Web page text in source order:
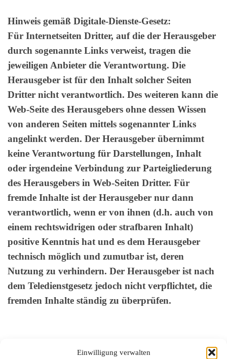
Einwilligung verwalten
Hinweis gemäß Digitale-Dienste-Gesetz:
Für Internetseiten Dritter, auf die der Herausgeber
durch sogenannte Links verweist, tragen die
jeweiligen Anbieter die Verantwortung. Die
Herausgeber ist für den Inhalt solcher Seiten
Dritter nicht verantwortlich. Des weiteren kann die
Web-Seite des Herausgebers ohne dessen Wissen
von anderen Seiten mittels sogenannter Links
angelinkt werden. Der Herausgeber übernimmt
keine Verantwortung für Darstellungen, Inhalt
oder irgendeine Verbindung zur Parteigliederung
des Herausgebers in Web-Seiten Dritter. Für
fremde Inhalte ist der Herausgeber nur dann
verantwortlich, wenn er von ihnen (d.h. auch von
einem rechtswidrigen oder strafbaren Inhalt)
positive Kenntnis hat und es dem Herausgeber
technisch möglich und zumutbar ist, deren
Nutzung zu verhindern. Der Herausgeber ist nach
dem Teledienstgesetz jedoch nicht verpflichtet, die
fremden Inhalte ständig zu überprüfen.